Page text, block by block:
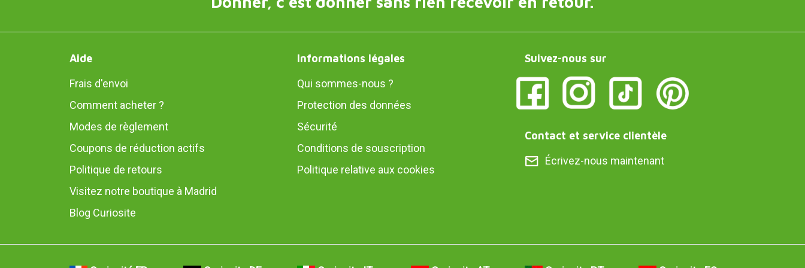
Aide
Frais d'envoi
Comment acheter ?
Modes de règlement
Coupons de réduction actifs
Politique de retours
Visitez notre boutique à Madrid
Blog Curiosite
Informations légales
Qui sommes-nous ?
Protection des données
Sécurité
Conditions de souscription
Politique relative aux cookies
Suivez-nous sur
Contact et service clientèle
Écrivez-nous maintenant